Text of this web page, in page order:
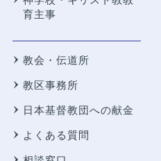
育主事
教会・伝道所
教区事務所
日本基督教団への献金
よくある質問